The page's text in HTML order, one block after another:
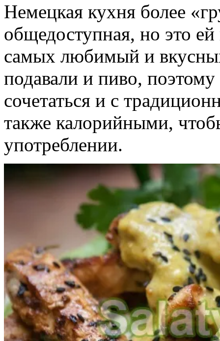
Немецкая кухня более
общедоступная, но это
самых любимый и
подавали и пиво,
сочетаться и с
также калорийными,
употреблении.